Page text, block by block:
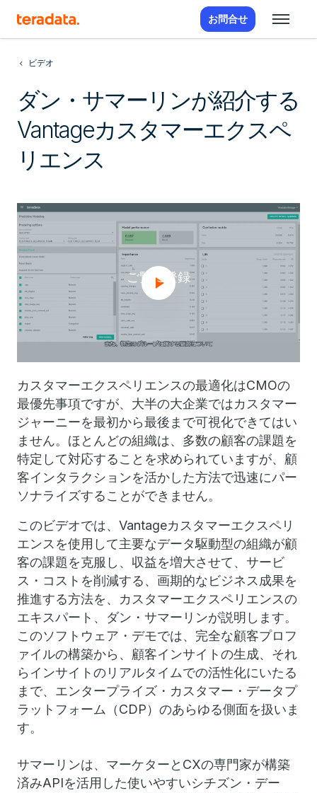
お問合せ
ビデオ
ダン・サマーリンが紹介する
Vantageカスタマーエクスペ
リエンス
ご覧に登録
カスタマーエクスペリエンスの最適化はCMOの
最優先事項ですが、大半の大企業ではカスタマー
ジャーニーを最初から最後まで可視化できてはい
ません。ほとんどの組織は、多数の顧客の課題を
特定して対応することを求められていますが、顧
客インタラクションを活かした方法で迅速にパー
ソナライズすることができません。
このビデオでは、Vantageカスタマーエクスペリ
エンスを使用して主要なデータ駆動型の組織が顧
客の課題を克服し、収益を増大させて、サービ
ス・コストを削減する、画期的なビジネス成果を
推進する方法を、カスタマーエクスペリエンスの
エキスパート、ダン・サマーリンが説明します。
このソフトウェア・デモでは、完全な顧客プロフ
ァイルの構築から、顧客インサイトの生成、それ
らインサイトのリアルタイムでの活性化にいたる
まで、エンタープライズ・カスタマー・データプ
ラットフォーム（CDP）のあらゆる側面を扱いま
す。
サマーリンは、マーケターとCXの専門家が構築
済みAPIを活用した使いやすいシチズン・デー